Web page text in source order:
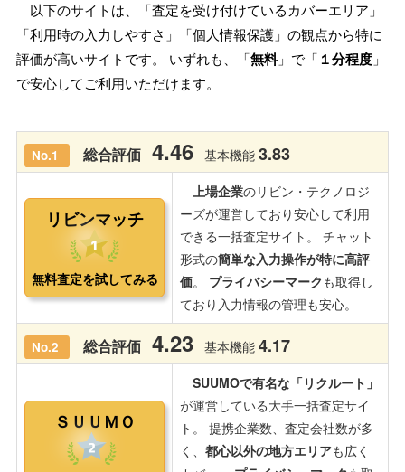
以下のサイトは、「査定を受け付けているカバーエリア」
「利用時の入力しやすさ」「個人情報保護」の観点から特に
評価が高いサイトです。 いずれも、「無料」で「 １分程度 」
で安心してご利用いただけます。